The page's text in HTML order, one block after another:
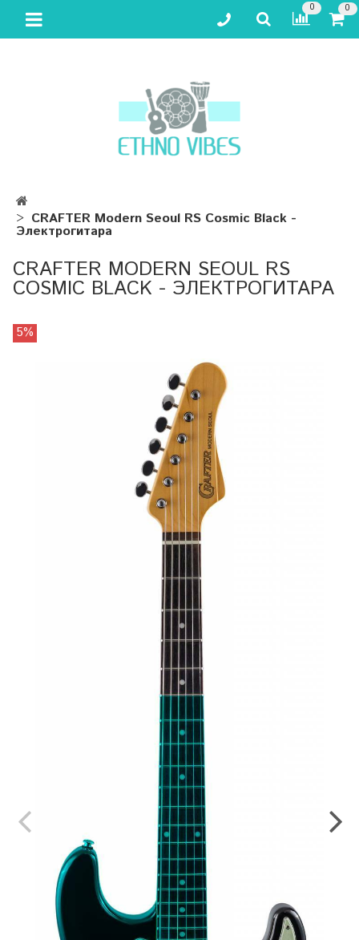
0 0
CRAFTER Modern Seoul RS Cosmic Black -
Электрогитара
CRAFTER MODERN SEOUL RS
COSMIC BLACK - ЭЛЕКТРОГИТАРА
5%